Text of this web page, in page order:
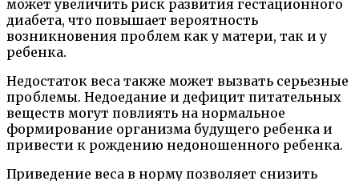
может увеличить риск развития гестационного
диабета, что повышает вероятность
возникновения проблем как у матери, так и у
ребенка.
Недостаток веса также может вызвать серьезные
проблемы. Недоедание и дефицит питательных
веществ могут повлиять на нормальное
формирование организма будущего ребенка и
привести к рождению недоношенного ребенка.
Приведение веса в норму позволяет снизить